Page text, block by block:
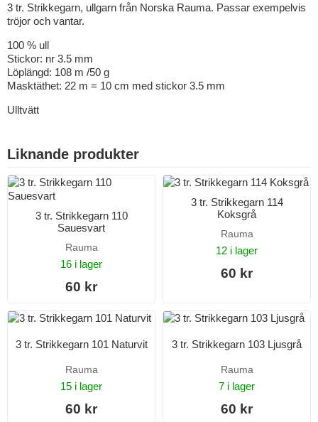
3 tr. Strikkegarn, ullgarn från Norska Rauma. Passar exempelvis
tröjor och vantar.
100 % ull
Stickor: nr 3.5 mm
Löplängd: 108 m /50 g
Masktäthet: 22 m = 10 cm med stickor 3.5 mm
Ulltvätt
Liknande produkter
3 tr. Strikkegarn 110
Sauesvart
Rauma
16 i lager
60 kr
3 tr. Strikkegarn 114
Koksgrå
Rauma
12 i lager
60 kr
3 tr. Strikkegarn 101 Naturvit
Rauma
15 i lager
60 kr
3 tr. Strikkegarn 103 Ljusgrå
Rauma
7 i lager
60 kr